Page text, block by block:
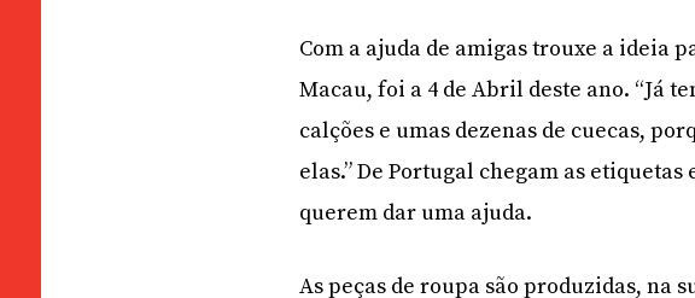
Com a ajuda de amigas trouxe a ideia
Macau, foi a 4 de Abril deste ano. “Já
calções e umas dezenas de cuecas,
elas.” De Portugal chegam as etiquetas
querem dar uma ajuda.
As peças de roupa são produzidas, na